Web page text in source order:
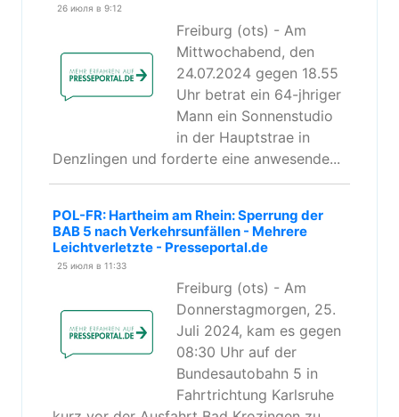
26 июля в 9:12
Freiburg (ots) - Am
Mittwochabend, den
24.07.2024 gegen 18.55
Uhr betrat ein 64-jhriger
Mann ein Sonnenstudio
in der Hauptstrae in
Denzlingen und forderte eine anwesende...
POL-FR: Hartheim am Rhein: Sperrung der
BAB 5 nach Verkehrsunfällen - Mehrere
Leichtverletzte - Presseportal.de
25 июля в 11:33
Freiburg (ots) - Am
Donnerstagmorgen, 25.
Juli 2024, kam es gegen
08:30 Uhr auf der
Bundesautobahn 5 in
Fahrtrichtung Karlsruhe